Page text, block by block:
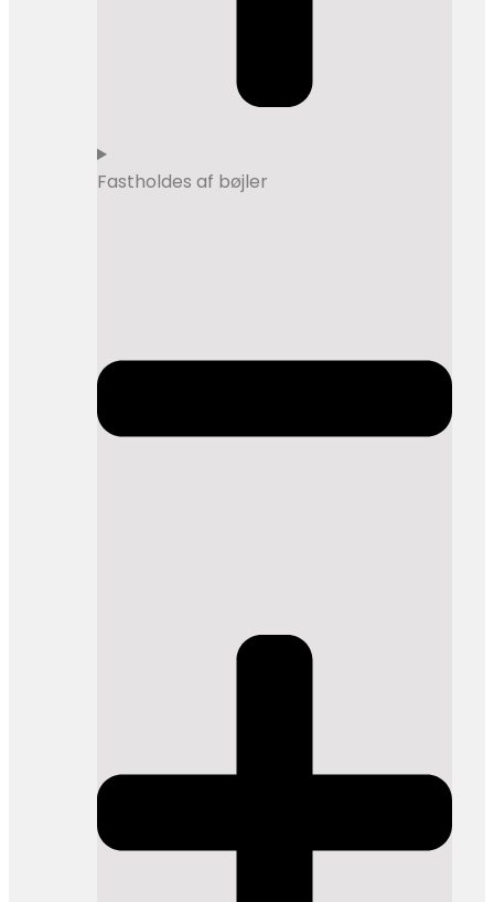
​Fastholdes af bøjler